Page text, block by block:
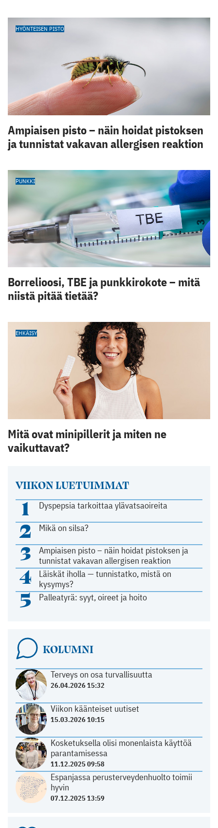
VIIKON LUETUIMMAT
1 Dyspepsia tarkoittaa ylävatsaoireita
2 Mikä on silsa?
3
Ampiaisen pisto – näin hoidat pistoksen ja
tunnistat vakavan allergisen reaktion
4
Läiskät iholla — tunnistatko, mistä on
kysymys?
5 Palleatyrä: syyt, oireet ja hoito
KOLUMNI
Terveys on osa turvallisuutta
26.04.2026 15:32
Viikon käänteiset uutiset
15.03.2026 10:15
Kosketuksella olisi monenlaista käyttöä
parantamisessa
11.12.2025 09:58
Espanjassa perusterveydenhuolto toimii
hyvin
07.12.2025 13:59
HYÖNTEISEN PISTO
Ampiaisen pisto – näin hoidat pistoksen
ja tunnistat vakavan allergisen reaktion
PUNKKI
Borrelioosi, TBE ja punkkirokote – mitä
niistä pitää tietää?
EHKÄISY
Mitä ovat minipillerit ja miten ne
vaikuttavat?